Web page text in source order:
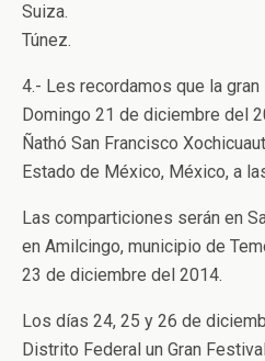
Suiza.
Túnez.
4.- Les recordamos que la
Domingo 21 de diciembre del
Ñathó San Francisco
Estado de México, México, a
Las comparticiones serán en
en Amilcingo, municipio de
23 de diciembre del 2014.
Los días 24, 25 y 26 de
Distrito Federal un Gran